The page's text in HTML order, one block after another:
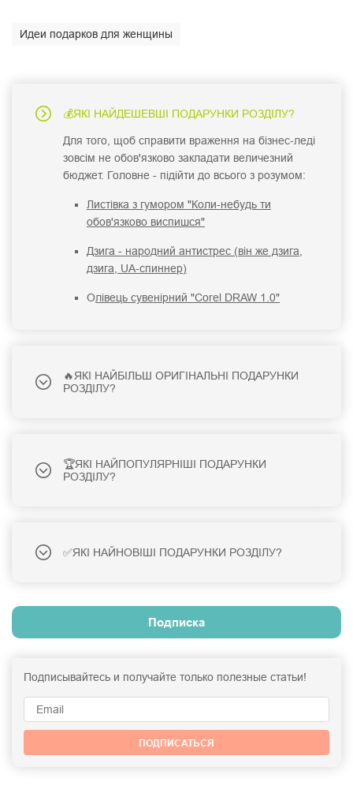
Идеи подарков для женщины
💰ЯКІ НАЙДЕШЕВШІ ПОДАРУНКИ РОЗДІЛУ?
Для того, щоб справити враження на бізнес-леді
зовсім не обов'язково закладати величезний
бюджет. Головне - підійти до всього з розумом:
Листівка з гумором "Коли-небудь ти
обов'язково виспишся"
Дзига - народний антистрес (він же дзига,
дзига, UA-спиннер)
Олівець сувенірний "Corel DRAW 1.0"
🔥ЯКІ НАЙБІЛЬШ ОРИГІНАЛЬНІ ПОДАРУНКИ
РОЗДІЛУ?
🏆ЯКІ НАЙПОПУЛЯРНІШІ ПОДАРУНКИ
РОЗДІЛУ?
✅ЯКІ НАЙНОВІШІ ПОДАРУНКИ РОЗДІЛУ?
Подписка
Подписывайтесь и получайте только полезные статьи!
ПОДПИСАТЬСЯ